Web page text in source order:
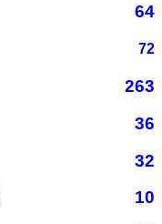
64
72
263
36
32
10